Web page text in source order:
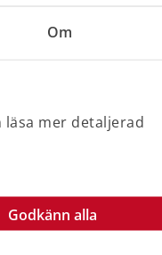
Om
läsa mer detaljerad
Godkänn alla